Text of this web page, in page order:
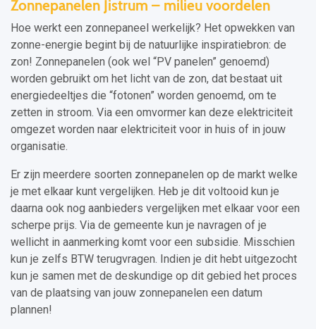
Zonnepanelen Jistrum – milieu voordelen
Hoe werkt een zonnepaneel werkelijk? Het opwekken van
zonne-energie begint bij de natuurlijke inspiratiebron: de
zon! Zonnepanelen (ook wel “PV panelen” genoemd)
worden gebruikt om het licht van de zon, dat bestaat uit
energiedeeltjes die “fotonen” worden genoemd, om te
zetten in stroom. Via een omvormer kan deze elektriciteit
omgezet worden naar elektriciteit voor in huis of in jouw
organisatie.
Er zijn meerdere soorten zonnepanelen op de markt welke
je met elkaar kunt vergelijken. Heb je dit voltooid kun je
daarna ook nog aanbieders vergelijken met elkaar voor een
scherpe prijs. Via de gemeente kun je navragen of je
wellicht in aanmerking komt voor een subsidie. Misschien
kun je zelfs BTW terugvragen. Indien je dit hebt uitgezocht
kun je samen met de deskundige op dit gebied het proces
van de plaatsing van jouw zonnepanelen een datum
plannen!